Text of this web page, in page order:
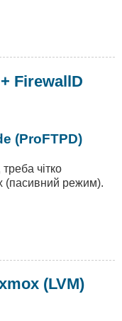
FirewallD
(ProFTPD)
чітко
(пасивний режим).
(LVM)